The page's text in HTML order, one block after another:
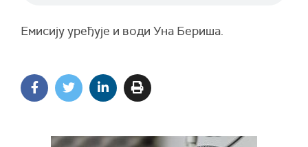
Емисију уређује и води Уна Бериша.